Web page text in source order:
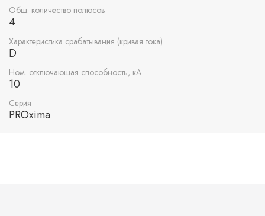
Общ. количество полюсов
4
Характеристика срабатывания (кривая тока)
D
Ном. отключающая способность, кА
10
Серия
PROxima